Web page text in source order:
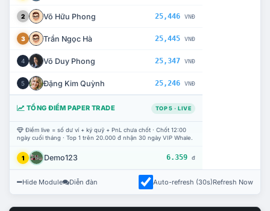
2 Võ Hữu Phong 25,446 VNĐ
3 Trần Ngọc Hà 25,445 VNĐ
4 Võ Duy Phong 25,347 VNĐ
5 Đặng Kim Quỳnh 25,246 VNĐ
TỔNG ĐIỂM PAPER TRADE TOP 5 · LIVE
Điểm live = số dư ví + ký quỹ + PnL chưa chốt · Chốt 12:00
ngày cuối tháng · Top 1 trên 20.000 đ nhận 30 ngày VIP Whale.
1 Demo123 6.359 đ
Hide Module Diễn đàn Auto-refresh (30s)Refresh Now